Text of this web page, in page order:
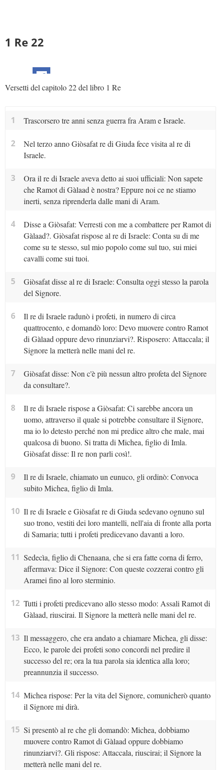
1 Re 22
Versetti del capitolo 22 del libro 1 Re
1 Trascorsero tre anni senza guerra fra Aram e Israele.
2
Nel terzo anno Giòsafat re di Giuda fece visita al re di
Israele.
3
Ora il re di Israele aveva detto ai suoi ufficiali: Non sapete
che Ramot di Gàlaad è nostra? Eppure noi ce ne stiamo
inerti, senza riprenderla dalle mani di Aram.
4
Disse a Giòsafat: Verresti con me a combattere per Ramot di
Gàlaad?. Giòsafat rispose al re di Israele: Conta su di me
come su te stesso, sul mio popolo come sul tuo, sui miei
cavalli come sui tuoi.
5
Giòsafat disse al re di Israele: Consulta oggi stesso la parola
del Signore.
6
Il re di Israele radunò i profeti, in numero di circa
quattrocento, e domandò loro: Devo muovere contro Ramot
di Gàlaad oppure devo rinunziarvi?. Risposero: Attaccala; il
Signore la metterà nelle mani del re.
7
Giòsafat disse: Non c'è più nessun altro profeta del Signore
da consultare?.
8
Il re di Israele rispose a Giòsafat: Ci sarebbe ancora un
uomo, attraverso il quale si potrebbe consultare il Signore,
ma io lo detesto perché non mi predice altro che male, mai
qualcosa di buono. Si tratta di Michea, figlio di Imla.
Giòsafat disse: Il re non parli così!.
9
Il re di Israele, chiamato un eunuco, gli ordinò: Convoca
subito Michea, figlio di Imla.
10 Il re di Israele e Giòsafat re di Giuda sedevano ognuno sul
suo trono, vestiti dei loro mantelli, nell'aia di fronte alla porta
di Samaria; tutti i profeti predicevano davanti a loro.
11 Sedecìa, figlio di Chenaana, che si era fatte corna di ferro,
affermava: Dice il Signore: Con queste cozzerai contro gli
Aramei fino al loro sterminio.
12 Tutti i profeti predicevano allo stesso modo: Assali Ramot di
Gàlaad, riuscirai. Il Signore la metterà nelle mani del re.
13 Il messaggero, che era andato a chiamare Michea, gli disse:
Ecco, le parole dei profeti sono concordi nel predire il
successo del re; ora la tua parola sia identica alla loro;
preannunzia il successo.
14 Michea rispose: Per la vita del Signore, comunicherò quanto
il Signore mi dirà.
15 Si presentò al re che gli domandò: Michea, dobbiamo
muovere contro Ramot di Gàlaad oppure dobbiamo
rinunziarvi?. Gli rispose: Attaccala, riuscirai; il Signore la
metterà nelle mani del re.